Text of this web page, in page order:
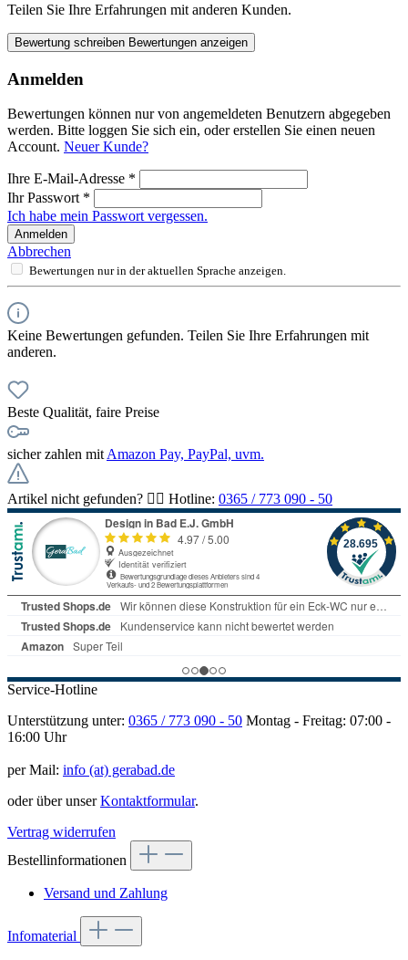
Teilen Sie Ihre Erfahrungen mit anderen Kunden.
Bewertung schreiben Bewertungen anzeigen
Anmelden
Bewertungen können nur von angemeldeten Benutzern abgegeben
werden. Bitte loggen Sie sich ein, oder erstellen Sie einen neuen
Account. Neuer Kunde?
Ihre E-Mail-Adresse *
Ihr Passwort *
Ich habe mein Passwort vergessen.
Anmelden
Abbrechen
Bewertungen nur in der aktuellen Sprache anzeigen.
Keine Bewertungen gefunden. Teilen Sie Ihre Erfahrungen mit
anderen.
Beste Qualität, faire Preise
sicher zahlen mit Amazon Pay, PayPal, uvm.
Artikel nicht gefunden? 👉🏻 Hotline: 0365 / 773 090 - 50
Service-Hotline
Unterstützung unter: 0365 / 773 090 - 50 Montag - Freitag: 07:00 -
16:00 Uhr
per Mail: info (at) gerabad.de
oder über unserKontaktformular.
Vertrag widerrufen
Bestellinformationen
Versand und Zahlung
Infomaterial